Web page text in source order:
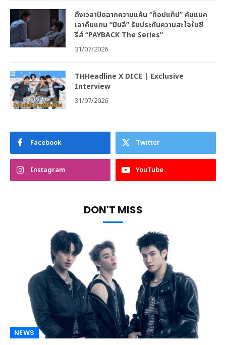
ถึงเวลาปิดฉากความแค้น “ท็อปแท็ป” คัมแบค
เอาคืนแทน “มินลี” รับประกันความสะใจในซี
รีส์ “PAYBACK The Series”
31/07/2026
THHeadline X DICE | Exclusive
Interview
31/07/2026
Facebook Twitter
Instagram YouTube
DON'T MISS
NEWS